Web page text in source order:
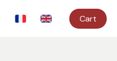
Cart